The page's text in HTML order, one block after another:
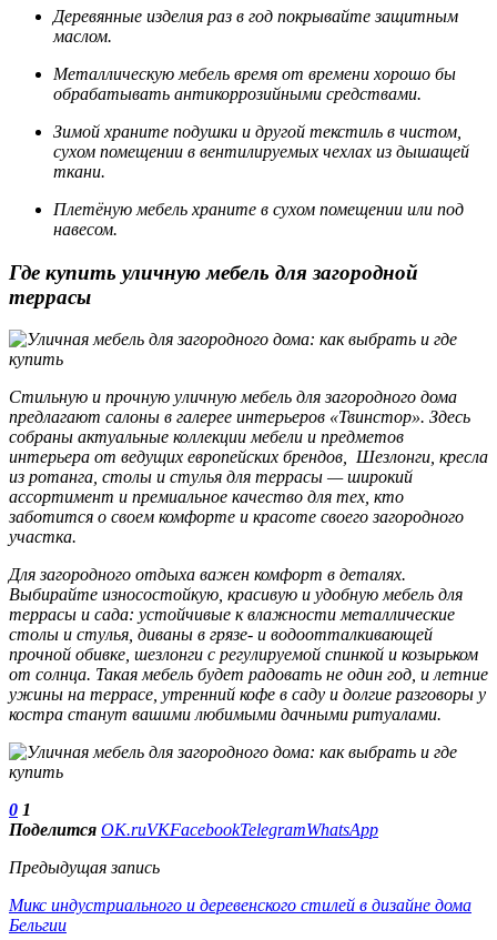
Деревянные изделия раз в год покрывайте защитным
маслом.
Металлическую мебель время от времени хорошо бы
обрабатывать антикоррозийными средствами.
Зимой храните подушки и другой текстиль в чистом,
сухом помещении в вентилируемых чехлах из дышащей
ткани.
Плетёную мебель храните в сухом помещении или под
навесом.
Где купить уличную мебель для загородной
террасы
Стильную и прочную уличную мебель для загородного дома
предлагают салоны в галерее интерьеров «Твинстор». Здесь
собраны актуальные коллекции мебели и предметов
интерьера от ведущих европейских брендов, Шезлонги, кресла
из ротанга, столы и стулья для террасы — широкий
ассортимент и премиальное качество для тех, кто
заботится о своем комфорте и красоте своего загородного
участка.
Для загородного отдыха важен комфорт в деталях.
Выбирайте износостойкую, красивую и удобную мебель для
террасы и сада: устойчивые к влажности металлические
столы и стулья, диваны в грязе- и водоотталкивающей
прочной обивке, шезлонги с регулируемой спинкой и козырьком
от солнца. Такая мебель будет радовать не один год, и летние
ужины на террасе, утренний кофе в саду и долгие разговоры у
костра станут вашими любимыми дачными ритуалами.
0 1
Поделится OK.ruVKFacebookTelegramWhatsApp
Предыдущая запись
Микс индустриального и деревенского стилей в дизайне дома
Бельгии